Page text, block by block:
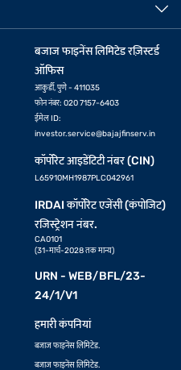
बजाज फाइनेंस लिमिटेड रज़िस्टर्ड
ऑफिस
आकुर्डी, पुणे - 411035
फोन नंबर: 020 7157-6403
ईमेल ID:
investor.service@bajajfinserv.in
कॉर्पोरेट आइडेंटिटी नंबर (CIN)
L65910MH1987PLC042961
IRDAI कॉर्पोरेट एजेंसी (कंपोजिट)
रजिस्ट्रेशन नंबर.
CA0101
(31-मार्च-2028 तक मान्य)
URN - WEB/BFL/23-
24/1/V1
हमारी कंपनियां
बजाज फाइनेंस लिमिटेड.
बजाज फाइनेंस लिमिटेड.